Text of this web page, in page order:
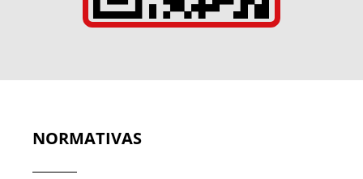
NORMATIVAS